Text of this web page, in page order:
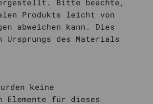
Bitte beachte,
Produkts leicht von
abweichen kann. Dies
des Materials
keine
Elemente für dieses